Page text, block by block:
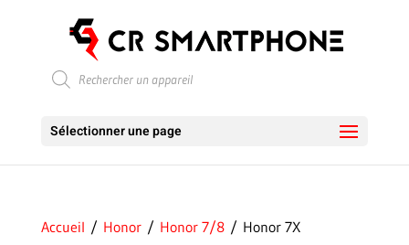
Recherche
de
Sélectionner une page
Accueil / Honor/ Honor 7/8/ Honor 7X